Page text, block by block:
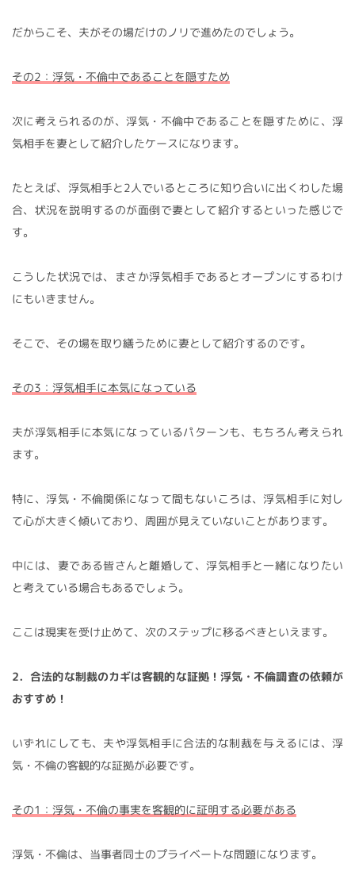
だからこそ、夫がその場だけのノリで進めたのでしょう。
その2：浮気・不倫中であることを隠すため
次に考えられるのが、浮気・不倫中であることを隠すために、浮
気相手を妻として紹介したケースになります。
たとえば、浮気相手と2人でいるところに知り合いに出くわした場
合、状況を説明するのが面倒で妻として紹介するといった感じで
す。
こうした状況では、まさか浮気相手であるとオープンにするわけ
にもいきません。
そこで、その場を取り繕うために妻として紹介するのです。
その3：浮気相手に本気になっている
夫が浮気相手に本気になっているパターンも、もちろん考えられ
ます。
特に、浮気・不倫関係になって間もないころは、浮気相手に対し
て心が大きく傾いており、周囲が見えていないことがあります。
中には、妻である皆さんと離婚して、浮気相手と一緒になりたい
と考えている場合もあるでしょう。
ここは現実を受け止めて、次のステップに移るべきといえます。
2．合法的な制裁のカギは客観的な証拠！浮気・不倫調査の依頼が
おすすめ！
いずれにしても、夫や浮気相手に合法的な制裁を与えるには、浮
気・不倫の客観的な証拠が必要です。
その1：浮気・不倫の事実を客観的に証明する必要がある
浮気・不倫は、当事者同士のプライベートな問題になります。